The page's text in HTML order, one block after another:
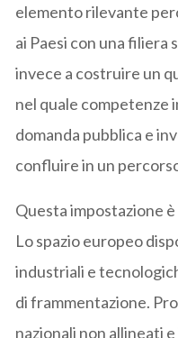
elemento rilevante
ai Paesi con una filiera
invece a costruire un
nel quale competenze
domanda pubblica e
confluire in un
Questa impostazione
Lo spazio europeo
industriali e
di frammentazione.
nazionali non allineati